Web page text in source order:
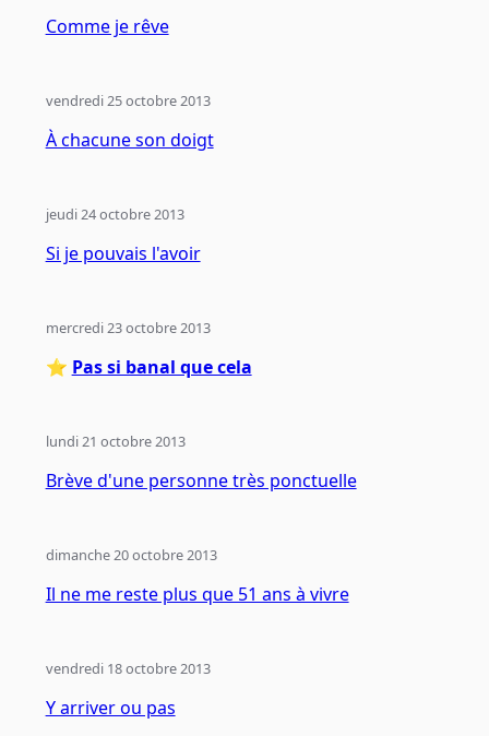
Comme je rêve
À chacune son doigt
vendredi 25 octobre 2013
Si je pouvais l'avoir
jeudi 24 octobre 2013
⭐️ Pas si banal que cela
mercredi 23 octobre 2013
Brève d'une personne très ponctuelle
lundi 21 octobre 2013
Il ne me reste plus que 51 ans à vivre
dimanche 20 octobre 2013
Y arriver ou pas
vendredi 18 octobre 2013